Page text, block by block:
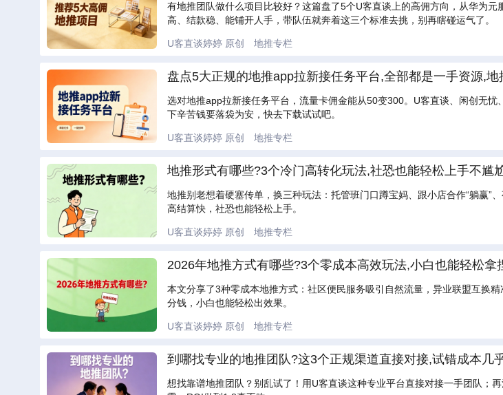
有地推团队做什么项目比较好？这篇盘了5个U客直谈上的高佣方向，从华为
高、结款稳、能铺开人手，带队伍就奔着这三个标准去挑，别再瞎碰运气了。
U客直谈婷婷 原创 地推专栏
盘点5大正规的地推app拉新接任务平台,全部都是一手资源,地
选对地推app拉新接任务平台，流量卡佣金能从50变300。U客直谈、闲创无
下辛苦钱要落袋为安，快去下载试试吧。
U客直谈婷婷 原创 地推专栏
地推形式有哪些?3个冷门高转化玩法,社恐也能轻松上手不尴
地推别老想着硬塞传单，换三种玩法：托管班门口蹲宝妈、跟小店合作“躺赢
高结算快，社恐也能轻松上手。
U客直谈婷婷 原创 地推专栏
2026年地推方式有哪些?3个零成本高效玩法,小白也能轻松拿
本文分享了3种零成本地推方式：社区便民服务吸引自然流量，异业联盟互换
分钱，小白也能轻松出效果。
U客直谈婷婷 原创 地推专栏
到哪找专业的地推团队?这3个正规渠道直接对接,试错成本几
想找靠谱地推团队？别乱试了！用U客直谈这种专业平台直接对接一手团队；